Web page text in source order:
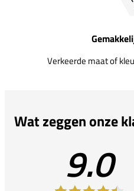
Verkeerde maat of
Wat zeggen onze
9.0